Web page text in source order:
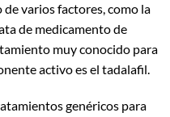
varios factores, como la
de medicamento de
muy conocido para
activo es el tadalafil.
genéricos para